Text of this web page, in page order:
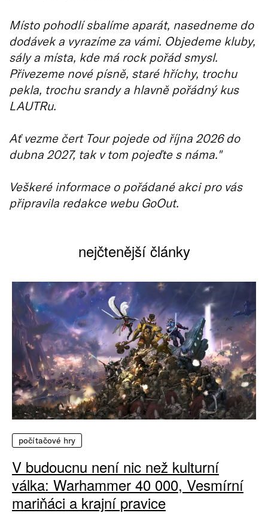
Místo pohodlí sbalíme aparát, nasedneme do
dodávek a vyrazíme za vámi. Objedeme kluby,
sály a místa, kde má rock pořád smysl.
Přivezeme nové písně, staré hříchy, trochu
pekla, trochu srandy a hlavně pořádný kus
LAUTRu.
Ať vezme čert Tour pojede od října 2026 do
dubna 2027, tak v tom pojeďte s náma."
Veškeré informace o pořádané akci pro vás
připravila redakce webu GoOut.
nejčtenější články
počítačové hry
V budoucnu není nic než kulturní
válka: Warhammer 40 000, Vesmírní
mariňáci a krajní pravice